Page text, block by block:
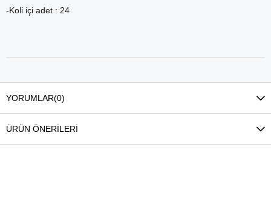
-Koli içi adet : 24
YORUMLAR(0)
ÜRÜN ÖNERILERI